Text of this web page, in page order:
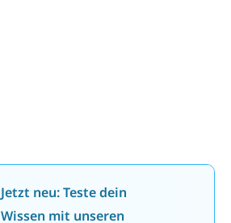
Jetzt neu: Teste dein
Wissen mit unseren